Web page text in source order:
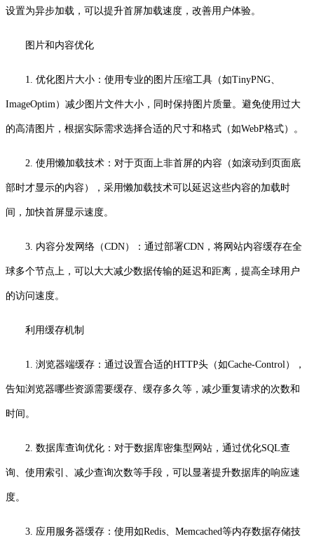
设置为异步加载，可以提升首屏加载速度，改善用户体验。
图片和内容优化
1. 优化图片大小：使用专业的图片压缩工具（如TinyPNG、
ImageOptim）减少图片文件大小，同时保持图片质量。避免使用过大
的高清图片，根据实际需求选择合适的尺寸和格式（如WebP格式）。
2. 使用懒加载技术：对于页面上非首屏的内容（如滚动到页面底
部时才显示的内容），采用懒加载技术可以延迟这些内容的加载时
间，加快首屏显示速度。
3. 内容分发网络（CDN）：通过部署CDN，将网站内容缓存在全
球多个节点上，可以大大减少数据传输的延迟和距离，提高全球用户
的访问速度。
利用缓存机制
1. 浏览器端缓存：通过设置合适的HTTP头（如Cache-Control），
告知浏览器哪些资源需要缓存、缓存多久等，减少重复请求的次数和
时间。
2. 数据库查询优化：对于数据库密集型网站，通过优化SQL查
询、使用索引、减少查询次数等手段，可以显著提升数据库的响应速
度。
3. 应用服务器缓存：使用如Redis、Memcached等内存数据存储技